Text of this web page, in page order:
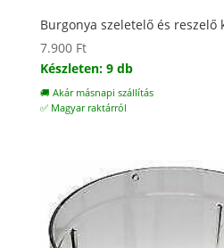
Burgonya szeletelő és reszelő
7.900 Ft
Készleten: 9 db
🚚 Akár másnapi szállítás
✅ Magyar raktárról